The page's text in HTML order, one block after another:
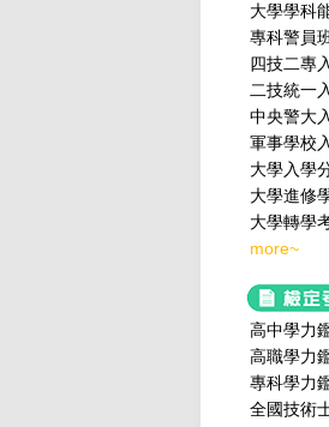
大學學科
專科警員
四技二專
二技統一
中央警大
軍事學校
大學入學
大學進修
大學轉學
more~
高中學力
高職學力
專科學力
全國技術